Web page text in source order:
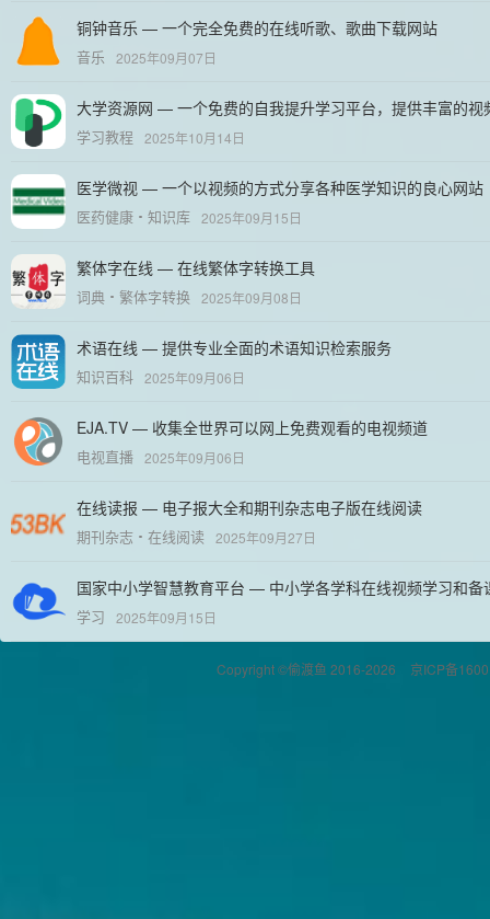
铜钟音乐 — 一个完全免费的在线听歌、歌曲下载网站
音乐 2025年09月07日
大学资源网 — 一个免费的自我提升学习平台，提供丰富的视
学习教程 2025年10月14日
医学微视 — 一个以视频的方式分享各种医学知识的良心网站
医药健康 知识库 2025年09月15日
繁体字在线 — 在线繁体字转换工具
词典 繁体字转换 2025年09月08日
术语在线 — 提供专业全面的术语知识检索服务
知识百科 2025年09月06日
EJA.TV — 收集全世界可以网上免费观看的电视频道
电视直播 2025年09月06日
在线读报 — 电子报大全和期刊杂志电子版在线阅读
期刊杂志 在线阅读 2025年09月27日
国家中小学智慧教育平台 — 中小学各学科在线视频学习和备
学习 2025年09月15日
Copyright ©偷渡鱼 2016-2026 京ICP备